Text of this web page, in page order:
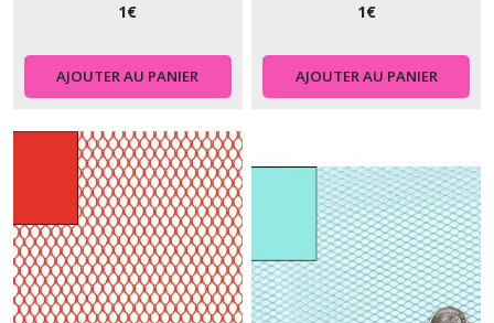
1€
AJOUTER AU PANIER
1€
AJOUTER AU PANIER